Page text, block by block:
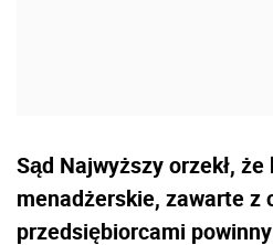
Sąd Najwyższy orzekł,
menadżerskie, zawarte z
przedsiębiorcami